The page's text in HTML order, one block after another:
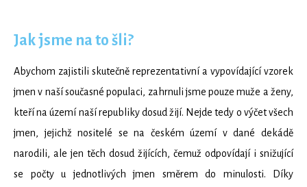
Jak jsme na to šli?
Abychom zajistili skutečně reprezentativní a vypovídající vzorek
jmen v naší současné populaci, zahrnuli jsme pouze muže a ženy,
kteří na území naší republiky dosud žijí. Nejde tedy o výčet všech
jmen, jejichž nositelé se na českém území v dané dekádě
narodili, ale jen těch dosud žijících, čemuž odpovídají i snižující
se počty u jednotlivých jmen směrem do minulosti. Díky